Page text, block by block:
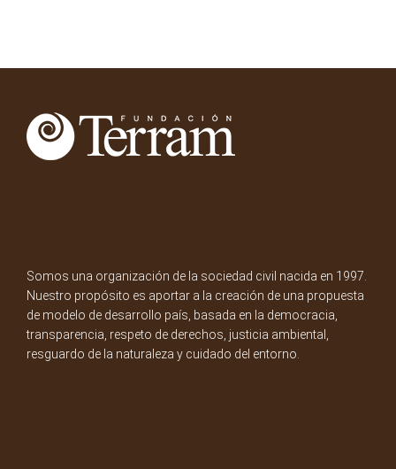
Somos una organización de la sociedad civil nacida en 1997.
Nuestro propósito es aportar a la creación de una propuesta
de modelo de desarrollo país, basada en la democracia,
transparencia, respeto de derechos, justicia ambiental,
resguardo de la naturaleza y cuidado del entorno.